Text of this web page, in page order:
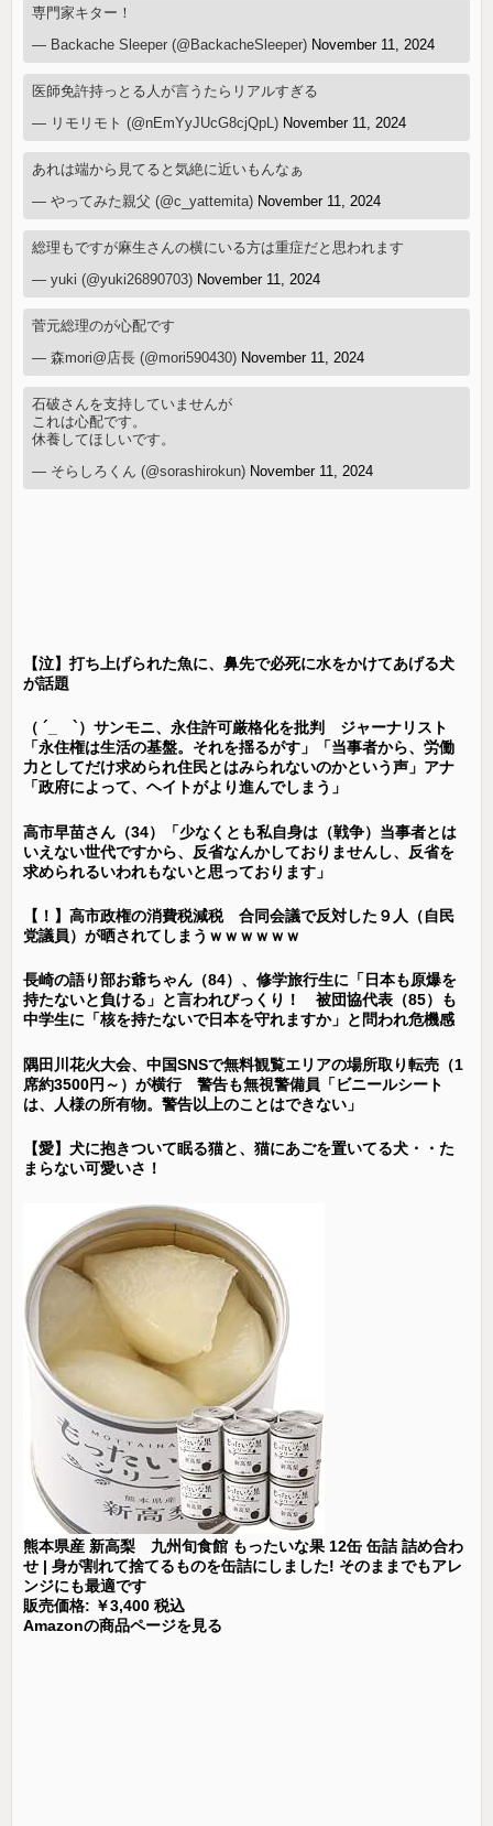
専門家キター！
— Backache Sleeper (@BackacheSleeper) November 11, 2024
医師免許持っとる人が言うたらリアルすぎる
— リモリモト (@nEmYyJUcG8cjQpL) November 11, 2024
あれは端から見てると気絶に近いもんなぁ
— やってみた親父 (@c_yattemita) November 11, 2024
総理もですが麻生さんの横にいる方は重症だと思われます
— yuki (@yuki26890703) November 11, 2024
菅元総理のが心配です
— 森mori@店長 (@mori590430) November 11, 2024
石破さんを支持していませんが
これは心配です。
休養してほしいです。
— そらしろくん (@sorashirokun) November 11, 2024
【泣】打ち上げられた魚に、鼻先で必死に水をかけてあげる犬
が話題
（ ´_ゝ`）サンモニ、永住許可厳格化を批判 ジャーナリスト
「永住権は生活の基盤。それを揺るがす」「当事者から、労働
力としてだけ求められ住民とはみられないのかという声」アナ
「政府によって、ヘイトがより進んでしまう」
高市早苗さん（34）「少なくとも私自身は（戦争）当事者とは
いえない世代ですから、反省なんかしておりませんし、反省を
求められるいわれもないと思っております」
【！】高市政権の消費税減税 合同会議で反対した９人（自民
党議員）が晒されてしまうｗｗｗｗｗｗ
長崎の語り部お爺ちゃん（84）、修学旅行生に「日本も原爆を
持たないと負ける」と言われびっくり！ 被団協代表（85）も
中学生に「核を持たないで日本を守れますか」と問われ危機感
隅田川花火大会、中国SNSで無料観覧エリアの場所取り転売（1
席約3500円～）が横行 警告も無視警備員「ビニールシート
は、人様の所有物。警告以上のことはできない」
【愛】犬に抱きついて眠る猫と、猫にあごを置いてる犬・・た
まらない可愛いさ！
熊本県産 新高梨 九州旬食館 もったいな果 12缶 缶詰 詰め合わ
せ | 身が割れて捨てるものを缶詰にしました! そのままでもアレ
ンジにも最適です
販売価格: ￥3,400 税込
Amazonの商品ページを見る